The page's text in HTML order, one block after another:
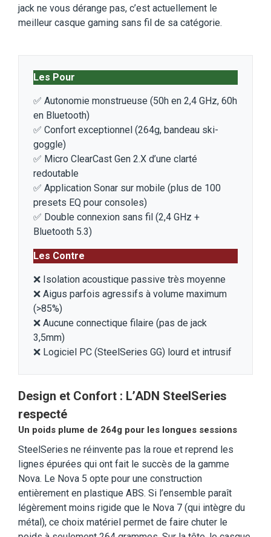
jack ne vous dérange pas, c’est actuellement le
meilleur casque gaming sans fil de sa catégorie.
Les Pour
✅ Autonomie monstrueuse (50h en 2,4 GHz, 60h
en Bluetooth)
✅ Confort exceptionnel (264g, bandeau ski-
goggle)
✅ Micro ClearCast Gen 2.X d’une clarté
redoutable
✅ Application Sonar sur mobile (plus de 100
presets EQ pour consoles)
✅ Double connexion sans fil (2,4 GHz +
Bluetooth 5.3)
Les Contre
❌ Isolation acoustique passive très moyenne
❌ Aigus parfois agressifs à volume maximum
(>85%)
❌ Aucune connectique filaire (pas de jack
3,5mm)
❌ Logiciel PC (SteelSeries GG) lourd et intrusif
Design et Confort : L’ADN SteelSeries
respecté
Un poids plume de 264g pour les longues sessions
SteelSeries ne réinvente pas la roue et reprend les
lignes épurées qui ont fait le succès de la gamme
Nova. Le Nova 5 opte pour une construction
entièrement en plastique ABS. Si l’ensemble paraît
légèrement moins rigide que le Nova 7 (qui intègre du
métal), ce choix matériel permet de faire chuter le